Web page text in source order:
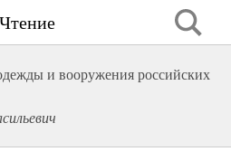
и вооружения российских